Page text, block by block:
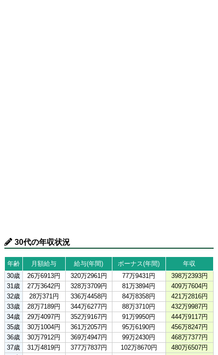
30代の年収状況
年齢 月額給与 給与(年間) ボーナス(年間)
年収
30歳
26万6913円 320万2961円 77万9431円
398万2393円
31歳
27万3642円 328万3709円 81万3894円
409万7604円
32歳
28万371円 336万4458円 84万8358円
421万2816円
33歳
28万7189円 344万6277円 88万3710円
432万9987円
34歳
29万4097円 352万9167円 91万9950円
444万9117円
35歳
30万1004円 361万2057円 95万6190円
456万8247円
36歳
30万7912円 369万4947円 99万2430円
468万7377円
37歳
31万4819円 377万7837円 102万8670円
480万6507円